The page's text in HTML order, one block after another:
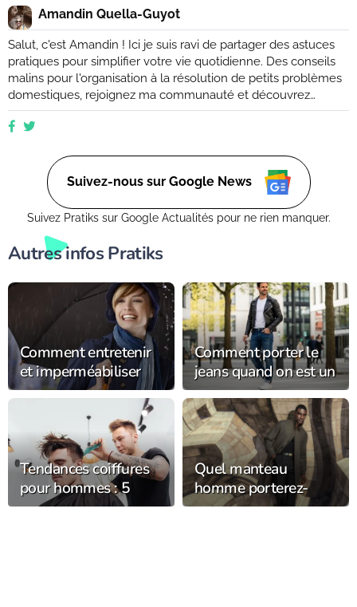
Amandin Quella-Guyot
Salut, c'est Amandin ! Ici je suis ravi de partager des astuces
pratiques pour simplifier votre vie quotidienne. Des conseils
malins pour l'organisation à la résolution de petits problèmes
domestiques, rejoignez ma communauté et découvrez
comment rendre votre quotidien plus facile et plus efficace.
Que vous soyez novice ou expert, ensemble, nous
tous les jours. (Retrouvez moi aussi sur Ctendance.fr)
Suivez-nous sur Google News
Suivez Pratiks sur Google Actualités pour ne rien manquer.
Autres infos Pratiks
Comment entretenir
et imperméabiliser
son chapeau de pluie
pour le garder plus
longtemps ?
Comment porter le
jeans quand on est un
homme au quotidien
?
Tendances coiffures
pour hommes : 5
coupes et styles en
Quel manteau
homme porterez-
vous cet hiver ?